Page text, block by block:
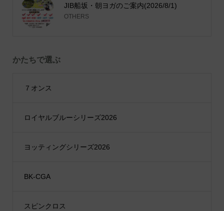
JIB船坂・朝ヨガのご案内(2026/8/1)
OTHERS
かたちで選ぶ
７オンス
ロイヤルブルーシリーズ2026
ヨッティングシリーズ2026
BK-CGA
スピンクロス